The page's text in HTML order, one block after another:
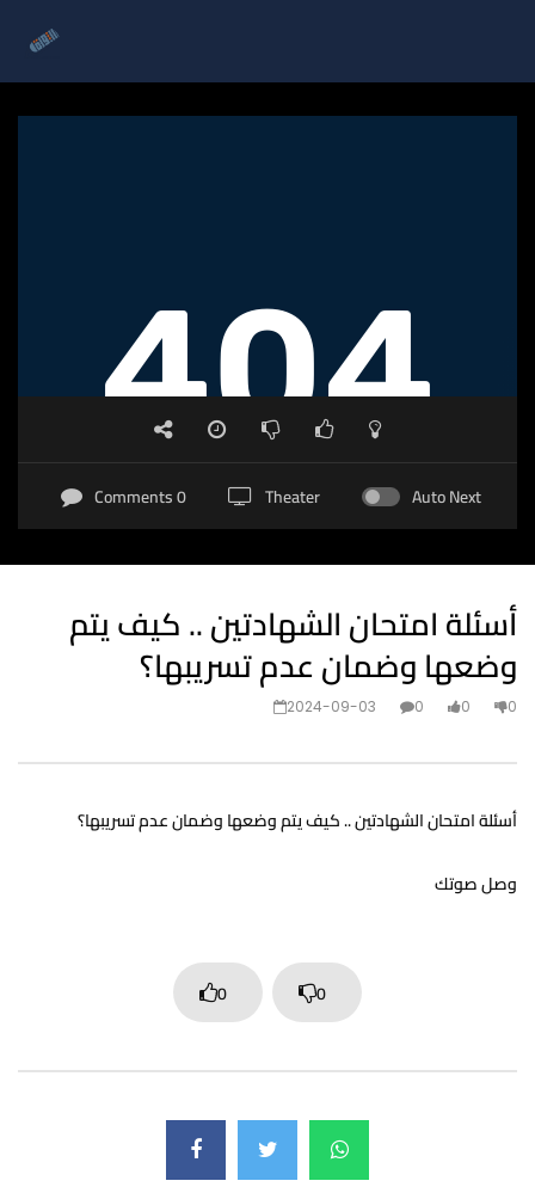
Auto Next
Theater
0 Comments
أسئلة امتحان الشهادتين .. كيف يتم
وضعها وضمان عدم تسريبها؟
2024-09-03 0 0 0
أسئلة امتحان الشهادتين .. كيف يتم وضعها وضمان عدم تسريبها؟
وصل صوتك
0 0